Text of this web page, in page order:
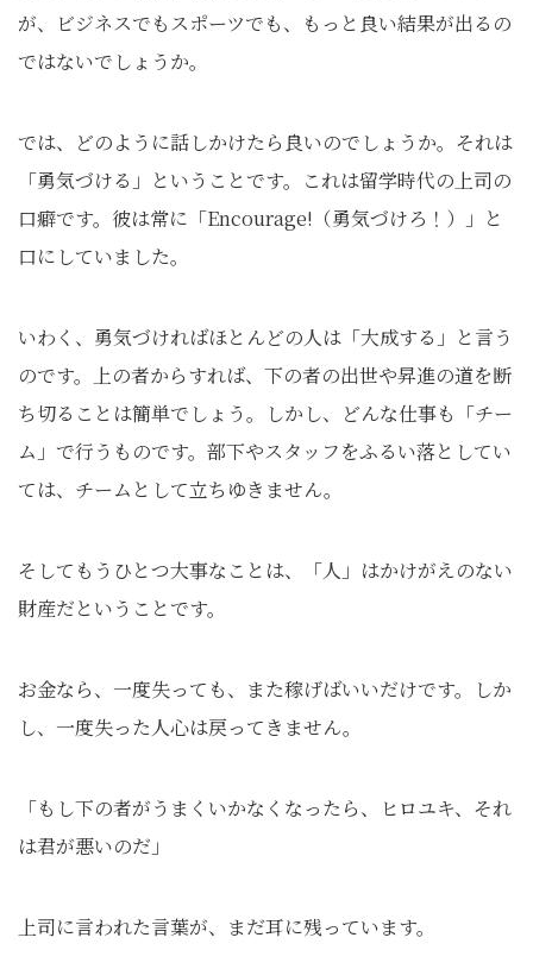
が、ビジネスでもスポーツでも、もっと良い結果が出るの
ではないでしょうか。
では、どのように話しかけたら良いのでしょうか。それは
「勇気づける」ということです。これは留学時代の上司の
口癖です。彼は常に「Encourage!（勇気づけろ！）」と
口にしていました。
いわく、勇気づければほとんどの人は「大成する」と言う
のです。上の者からすれば、下の者の出世や昇進の道を断
ち切ることは簡単でしょう。しかし、どんな仕事も「チー
ム」で行うものです。部下やスタッフをふるい落としてい
ては、チームとして立ちゆきません。
そしてもうひとつ大事なことは、「人」はかけがえのない
財産だということです。
お金なら、一度失っても、また稼げばいいだけです。しか
し、一度失った人心は戻ってきません。
「もし下の者がうまくいかなくなったら、ヒロユキ、それ
は君が悪いのだ」
上司に言われた言葉が、まだ耳に残っています。